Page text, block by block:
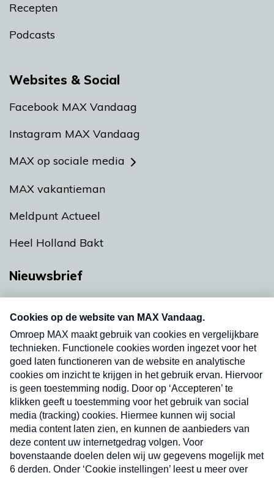
Recepten
Podcasts
Websites & Social
Facebook MAX Vandaag
Instagram MAX Vandaag
MAX op sociale media
MAX vakantieman
Meldpunt Actueel
Heel Holland Bakt
Nieuwsbrief
nieuwsbrief. Elke vrijdag- en dinsdagochtend in
uw mailbox.
Verzend